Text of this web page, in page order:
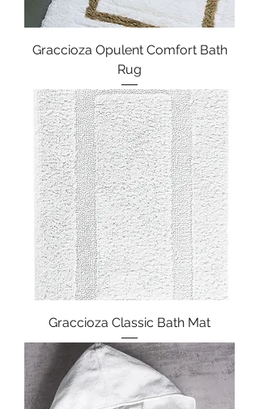
Graccioza Opulent Comfort Bath
Rug
Graccioza Classic Bath Mat